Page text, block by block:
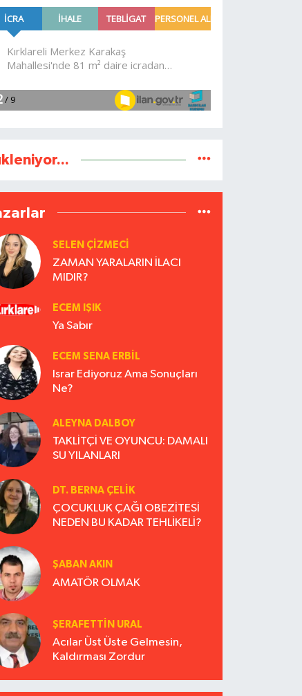
SELEN ÇİZMECİ
ZAMAN YARALARIN İLACI
MIDIR?
ECEM IŞIK
Ya Sabır
ECEM SENA ERBIL
Israr Ediyoruz Ama Sonuçları
Ne?
ALEYNA DALBOY
TAKLİTÇİ VE OYUNCU: DAMALI
SU YILANLARI
DT. BERNA ÇELIK
ÇOCUKLUK ÇAĞI OBEZİTESİ
NEDEN BU KADAR TEHLİKELİ?
ŞABAN AKIN
AMATÖR OLMAK
ŞERAFETTIN URAL
Acılar Üst Üste Gelmesin,
Kaldırması Zordur